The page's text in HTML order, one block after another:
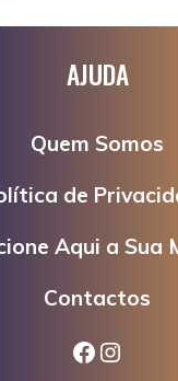
AJUDA
Quem Somos
de
Aqui a Sua
Contactos
Facebook